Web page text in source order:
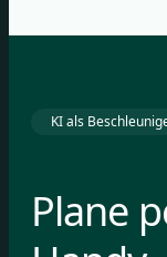
KI als
Plane